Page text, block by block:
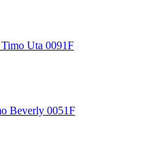
Uta 0091F
Beverly 0051F